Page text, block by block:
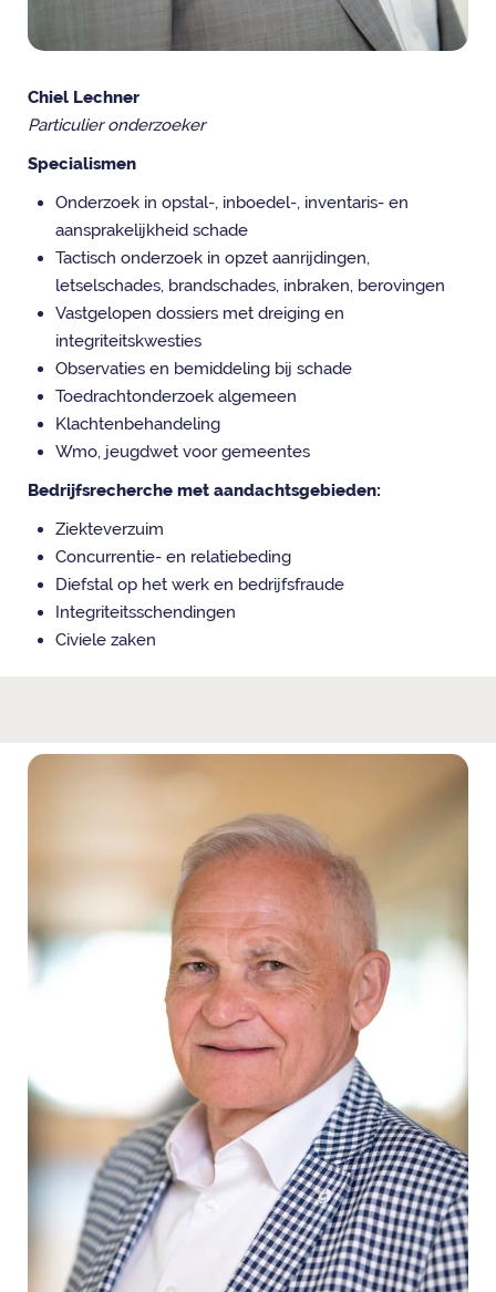
Chiel Lechner
Particulier onderzoeker
Specialismen
Onderzoek in opstal-, inboedel-, inventaris- en
aansprakelijkheid schade
Tactisch onderzoek in opzet aanrijdingen,
letselschades, brandschades, inbraken, berovingen
Vastgelopen dossiers met dreiging en
integriteitskwesties
Observaties en bemiddeling bij schade
Toedrachtonderzoek algemeen
Klachtenbehandeling
Wmo, jeugdwet voor gemeentes
Bedrijfsrecherche met aandachtsgebieden:
Ziekteverzuim
Concurrentie- en relatiebeding
Diefstal op het werk en bedrijfsfraude
Integriteitsschendingen
Civiele zaken